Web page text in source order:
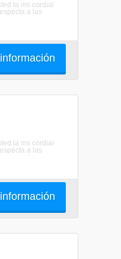
la ms cordial
a las
la ms cordial
a las